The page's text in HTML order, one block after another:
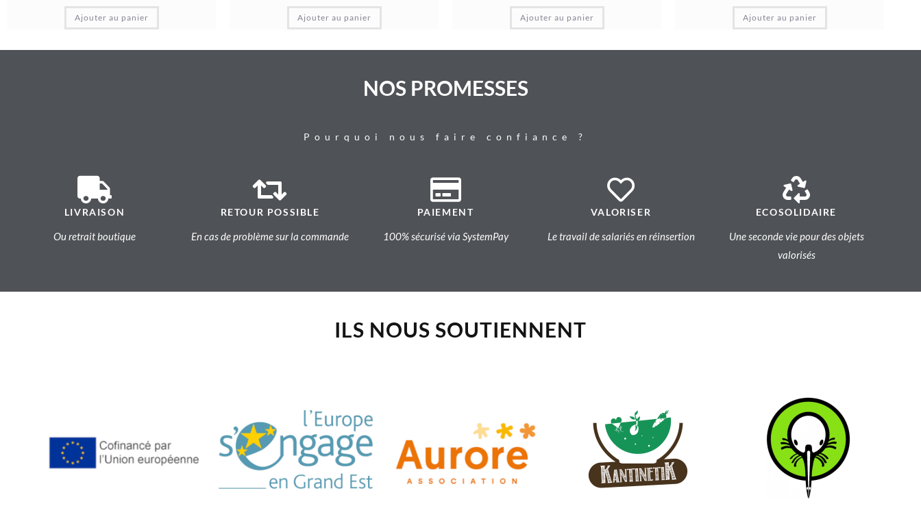
Ajouter au panier Ajouter au panier Ajouter au panier Ajouter au panier
NOS PROMESSES
Pourquoi nous faire confiance ?
LIVRAISON
Ou retrait boutique
RETOUR POSSIBLE
En cas de problème sur la commande
PAIEMENT
100% sécurisé via SystemPay
VALORISER
Le travail de salariés en réinsertion
ECOSOLIDAIRE
Une seconde vie pour des objets
valorisés
ILS NOUS SOUTIENNENT